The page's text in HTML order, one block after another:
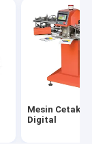
Mesin Cetak
Digital